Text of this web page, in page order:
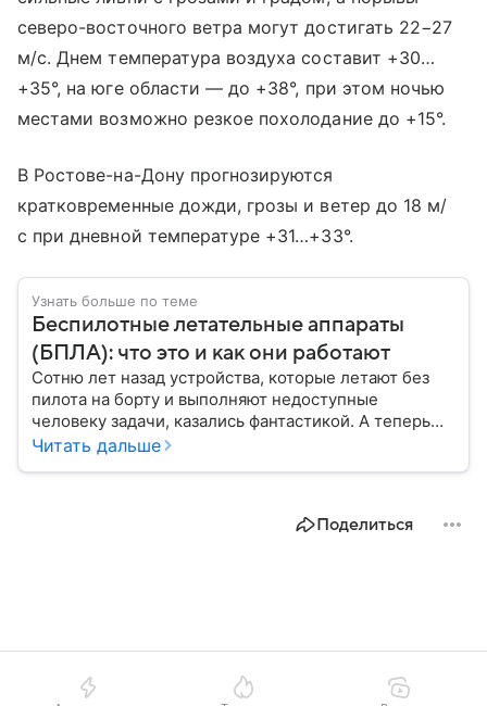
северо-восточного ветра могут достигать 22−27
м/с. Днем температура воздуха составит +30…
+35°, на юге области — до +38°, при этом ночью
местами возможно резкое похолодание до +15°.
В Ростове-на-Дону прогнозируются
кратковременные дожди, грозы и ветер до 18 м/
с при дневной температуре +31…+33°.
Узнать больше по теме
Беспилотные летательные аппараты
(БПЛА): что это и как они работают
Сотню лет назад устройства, которые летают без
пилота на борту и выполняют недоступные
человеку задачи, казались фантастикой. А теперь
они стали реальностью: собрали главное о
Читать дальше
Поделиться